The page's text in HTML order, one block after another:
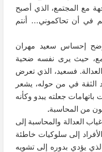
مع المجتمع، الذي أصبح
في أن تحاكموني… أنتم
إحساس سعيد مهران
حيث يرى نفسه ضحية
فسعيد، الذي تعرض
الثقة في من حوله، يشعر
باتهامات جعلته يبدو وكأنه
من المحاسبة.
العدالة والمحاسبة إلى
الأفراد إلى سلوكيات خاطئة
الذي يؤدي بدوره إلى تشويه